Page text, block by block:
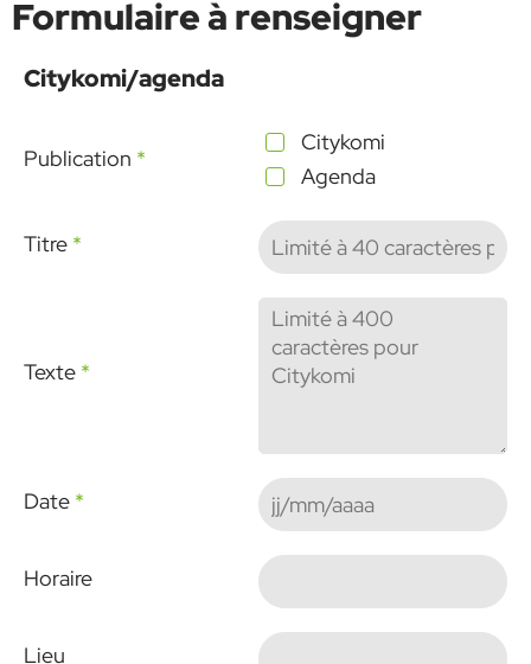
Formulaire à renseigner
Citykomi/agenda
Publication *
Citykomi
Agenda
Titre *
Texte *
Date *
Horaire
Lieu